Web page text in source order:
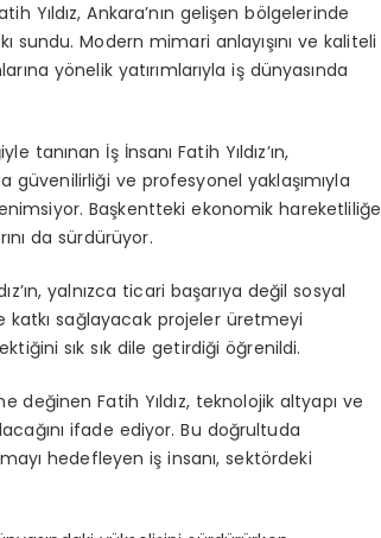
Yıldız, Ankara’nın gelişen bölgelerinde
Modern mimari anlayışını ve kaliteli
yönelik yatırımlarıyla iş dünyasında
tanınan İş İnsanı Fatih Yıldız’ın,
güvenilirliği ve profesyonel yaklaşımıyla
Başkentteki ekonomik hareketliliğe
da sürdürüyor.
yalnızca ticari başarıya değil sosyal
sağlayacak projeler üretmeyi
sık sık dile getirdiği öğrenildi.
değinen Fatih Yıldız, teknolojik altyapı ve
ifade ediyor. Bu doğrultuda
hedefleyen iş insanı, sektördeki